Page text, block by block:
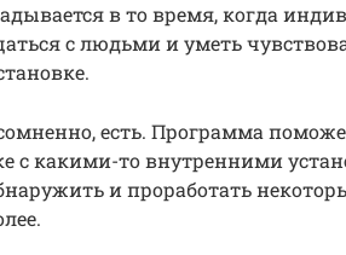
в то время, когда
с людьми и уметь
есть. Программа
с какими-то внутренними
и проработать